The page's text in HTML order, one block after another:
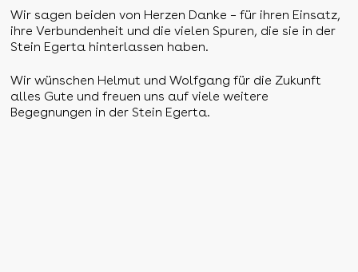
Wir sagen beiden von Herzen Danke – für ihren Einsatz,
ihre Verbundenheit und die vielen Spuren, die sie in der
Stein Egerta hinterlassen haben.
Wir wünschen Helmut und Wolfgang für die Zukunft
alles Gute und freuen uns auf viele weitere
Begegnungen in der Stein Egerta.